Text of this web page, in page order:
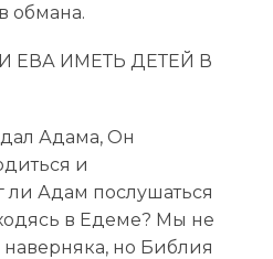
обмана.
ЕВА ИМЕТЬ ДЕТЕЙ В
Адама, Он
и
ли Адам послушаться
в Едеме? Мы не
наверняка, но Библия